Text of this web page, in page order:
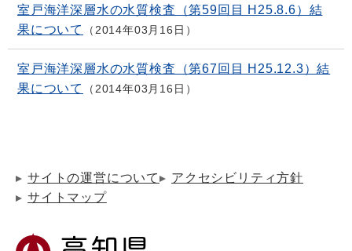
室戸海洋深層水の水質検査（第59回目 H25.8.6）結
果について
2014年03月16日
室戸海洋深層水の水質検査（第67回目 H25.12.3）結
果について
2014年03月16日
サイトの運営について
アクセシビリティ方針
サイトマップ